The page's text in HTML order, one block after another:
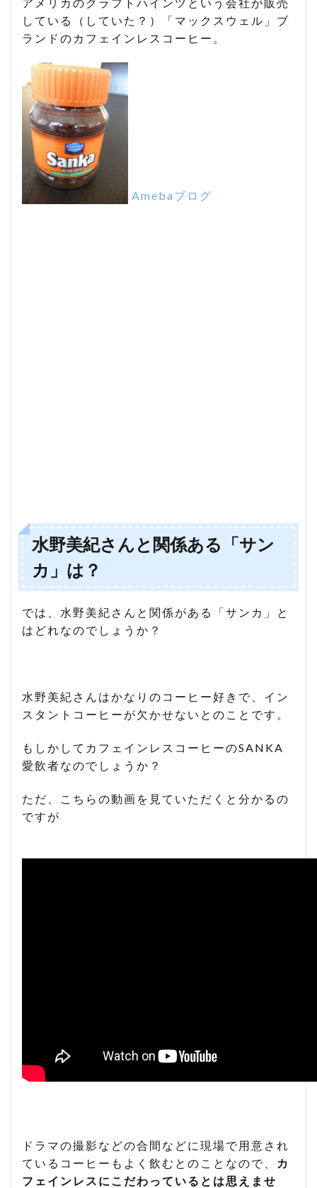
している（していた？）「マックスウェル」ブ
ランドのカフェインレスコーヒー。
Amebaブログ
水野美紀さんと関係ある「サン
カ」は？
では、水野美紀さんと関係がある「サンカ」と
はどれなのでしょうか？
水野美紀さんはかなりのコーヒー好きで、イン
スタントコーヒーが欠かせないとのことです。
もしかしてカフェインレスコーヒーのSANKA
愛飲者なのでしょうか？
ただ、こちらの動画を見ていただくと分かるの
ですが
ドラマの撮影などの合間などに現場で用意され
ているコーヒーもよく飲むとのことなので、
カ
フェインレスにこだわっているとは思えませ